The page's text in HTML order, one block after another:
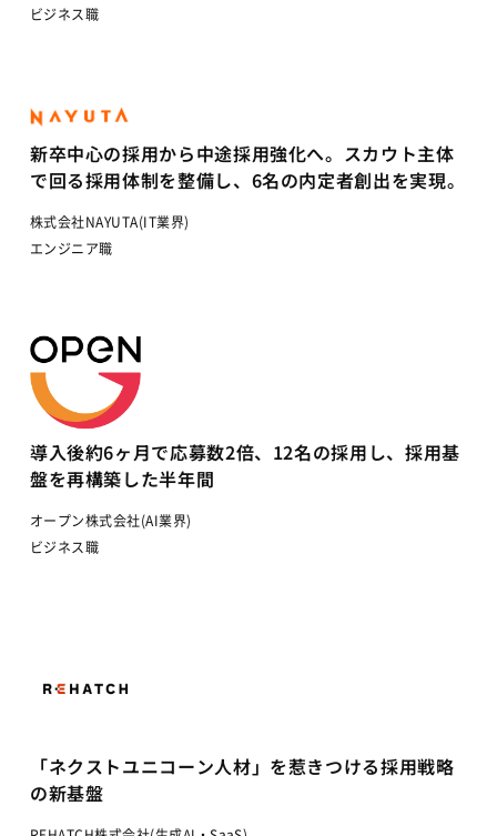
ビジネス職
新卒中心の採用から中途採用強化へ。スカウト主体
で回る採用体制を整備し、6名の内定者創出を実現。
株式会社NAYUTA(IT業界)
エンジニア職
導入後約6ヶ月で応募数2倍、12名の採用し、採用基
盤を再構築した半年間
オープン株式会社(AI業界)
ビジネス職
「ネクストユニコーン人材」を惹きつける採用戦略
の新基盤